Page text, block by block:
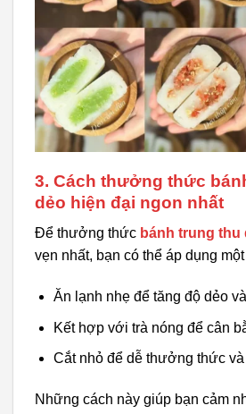
3. Cách thưởng thức
dẻo hiện đại ngon nhất
Để thưởng thức bánh trung thu
vẹn nhất, bạn có thể áp dụng
Ăn lạnh nhẹ để tăng độ dẻo
Kết hợp với trà nóng để cân
Cắt nhỏ để dễ thưởng thức
Những cách này giúp bạn cảm